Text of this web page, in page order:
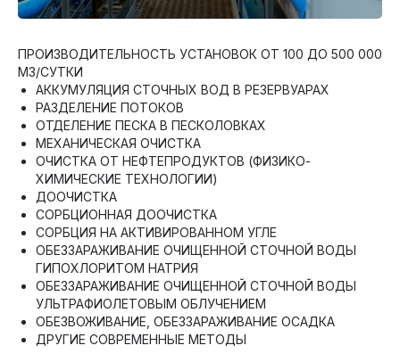
ПРОИЗВОДИТЕЛЬНОСТЬ УСТАНОВОК ОТ 100 ДО 500 000
М3/СУТКИ
АККУМУЛЯЦИЯ СТОЧНЫХ ВОД В РЕЗЕРВУАРАХ
РАЗДЕЛЕНИЕ ПОТОКОВ
ОТДЕЛЕНИЕ ПЕСКА В ПЕСКОЛОВКАХ
МЕХАНИЧЕСКАЯ ОЧИСТКА
ОЧИСТКА ОТ НЕФТЕПРОДУКТОВ (ФИЗИКО-
ХИМИЧЕСКИЕ ТЕХНОЛОГИИ)
ДООЧИСТКА
СОРБЦИОННАЯ ДООЧИСТКА
СОРБЦИЯ НА АКТИВИРОВАННОМ УГЛЕ
ОБЕЗЗАРАЖИВАНИЕ ОЧИЩЕННОЙ СТОЧНОЙ ВОДЫ
ГИПОХЛОРИТОМ НАТРИЯ
ОБЕЗЗАРАЖИВАНИЕ ОЧИЩЕННОЙ СТОЧНОЙ ВОДЫ
УЛЬТРАФИОЛЕТОВЫМ ОБЛУЧЕНИЕМ
ОБЕЗВОЖИВАНИЕ, ОБЕЗЗАРАЖИВАНИЕ ОСАДКА
ДРУГИЕ СОВРЕМЕННЫЕ МЕТОДЫ